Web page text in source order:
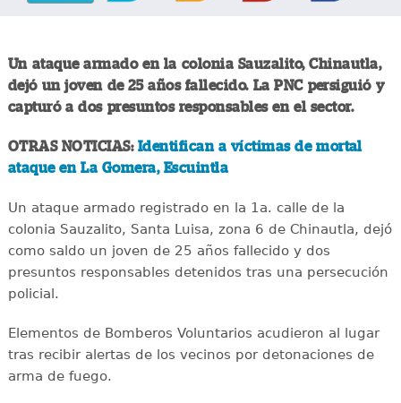
Un ataque armado en la colonia Sauzalito, Chinautla,
dejó un joven de 25 años fallecido. La PNC persiguió y
capturó a dos presuntos responsables en el sector.
OTRAS NOTICIAS:Identifican a víctimas de mortal
ataque en La Gomera, Escuintla
Un ataque armado registrado en la 1a. calle de la
colonia Sauzalito, Santa Luisa, zona 6 de Chinautla, dejó
como saldo un joven de 25 años fallecido y dos
presuntos responsables detenidos tras una persecución
policial.
Elementos de Bomberos Voluntarios acudieron al lugar
tras recibir alertas de los vecinos por detonaciones de
arma de fuego.